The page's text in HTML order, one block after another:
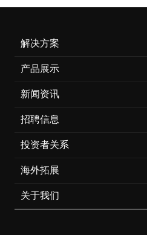
解决方案
产品展示
新闻资讯
招聘信息
投资者关系
海外拓展
关于我们